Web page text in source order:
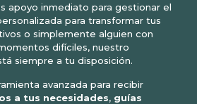
apoyo inmediato para gestionar el
para transformar tus
o simplemente alguien con
difíciles, nuestro
siempre a tu disposición.
avanzada para recibir
a tus necesidades, guías